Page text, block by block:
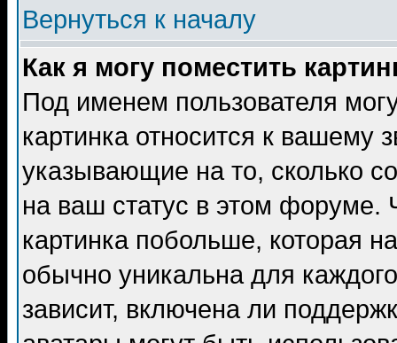
Вернуться к началу
Как я могу поместить
Под именем пользователя
картинка относится к вашему
указывающие на то, сколько
на ваш статус в этом форуме.
картинка побольше, которая
обычно уникальна для
зависит, включена ли